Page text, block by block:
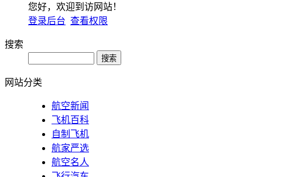
您好，欢迎到访网站！
登录后台 查看权限
搜索
网站分类
航空新闻
飞机百科
自制飞机
航家严选
航空名人